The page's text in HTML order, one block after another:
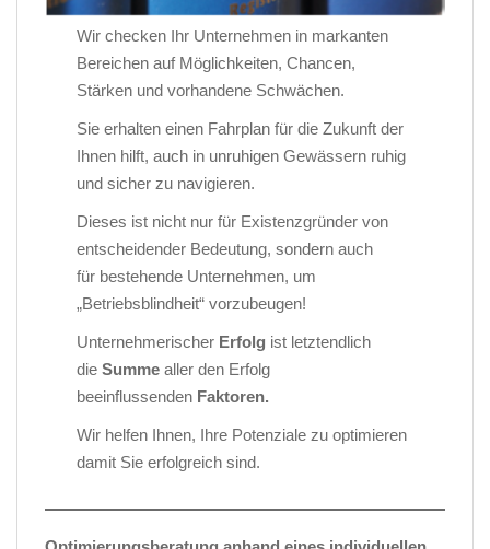
Wir checken Ihr Unternehmen in markanten
Bereichen auf Möglichkeiten, Chancen,
Stärken und vorhandene Schwächen.
Sie erhalten einen Fahrplan für die Zukunft der
Ihnen hilft, auch in unruhigen Gewässern ruhig
und sicher zu navigieren.
Dieses ist nicht nur für Existenzgründer von
entscheidender Bedeutung, sondern auch
für bestehende Unternehmen, um
„Betriebsblindheit“ vorzubeugen!
Unternehmerischer Erfolg ist letztendlich
dieSumme aller den Erfolg
beeinflussenden Faktoren.
Wir helfen Ihnen, Ihre Potenziale zu optimieren
damit Sie erfolgreich sind.